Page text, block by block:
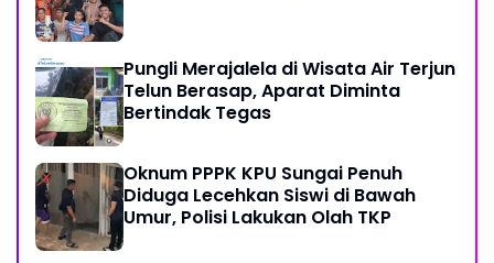
Pungli Merajalela di Wisata Air Terjun
Telun Berasap, Aparat Diminta
Bertindak Tegas
Oknum PPPK KPU Sungai Penuh
Diduga Lecehkan Siswi di Bawah
Umur, Polisi Lakukan Olah TKP